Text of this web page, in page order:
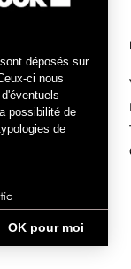
déposés sur
ci nous
possibilité de
de
OK pour moi